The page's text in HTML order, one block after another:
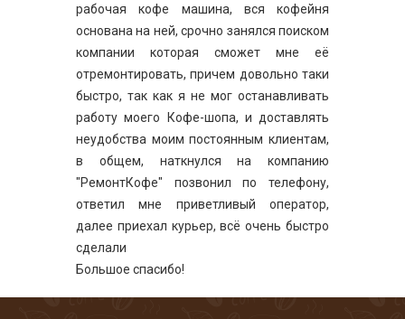
рабочая кофе машина, вся кофейня
основана на ней, срочно занялся поиском
компании которая сможет мне её
отремонтировать, причем довольно таки
быстро, так как я не мог останавливать
работу моего Кофе-шопа, и доставлять
неудобства моим постоянным клиентам,
в общем, наткнулся на компанию
"РемонтКофе" позвонил по телефону,
ответил мне приветливый оператор,
далее приехал курьер, всё очень быстро
сделали
Большое спасибо!